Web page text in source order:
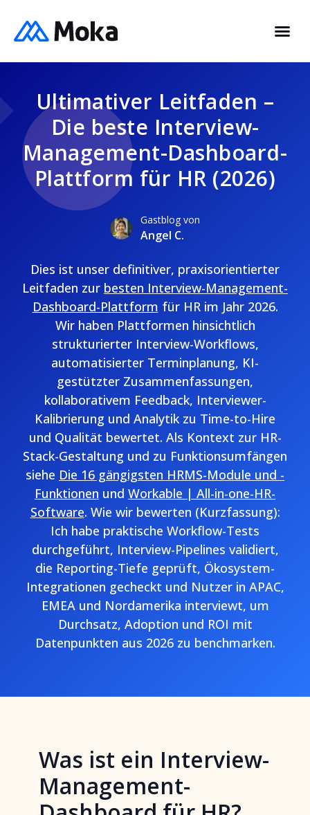
Ultimativer Leitfaden –
Die beste Interview-
Management-Dashboard-
Plattform für HR (2026)
Gastblog von
Angel C.
Dies ist unser definitiver, praxisorientierter
Leitfaden zur besten Interview-Management-
Dashboard-Plattform für HR im Jahr 2026.
Wir haben Plattformen hinsichtlich
strukturierter Interview-Workflows,
automatisierter Terminplanung, KI-
gestützter Zusammenfassungen,
kollaborativem Feedback, Interviewer-
Kalibrierung und Analytik zu Time-to-Hire
und Qualität bewertet. Als Kontext zur HR-
Stack-Gestaltung und zu Funktionsumfängen
siehe Die 16 gängigsten HRMS-Module und -
Funktionen und Workable | All-in-one-HR-
Software. Wie wir bewerten (Kurzfassung):
Ich habe praktische Workflow-Tests
durchgeführt, Interview-Pipelines validiert,
die Reporting-Tiefe geprüft, Ökosystem-
Integrationen gecheckt und Nutzer in APAC,
EMEA und Nordamerika interviewt, um
Durchsatz, Adoption und ROI mit
Datenpunkten aus 2026 zu benchmarken.
Was ist ein Interview-
Management-